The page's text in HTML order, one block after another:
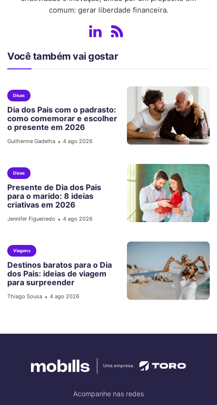
comum: gerar liberdade financeira.
Você também vai gostar
Dicas
Dia dos Pais com o padrasto:
como comemorar e escolher
o presente em 2026
Guilherme Gadelha • 4 ago 2026
Dicas
Presente de Dia dos Pais
para o marido: 8 ideias
criativas em 2026
Jennifer Figueiredo • 4 ago 2026
Viagens
Destinos baratos para o Dia
dos Pais: ideias de viagem
para surpreender
Thiago Sousa • 4 ago 2026
Acompanhe nas redes